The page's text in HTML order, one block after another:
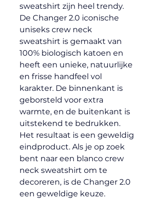
sweatshirt zijn heel trendy.
De Changer 2.0 iconische
uniseks crew neck
sweatshirt is gemaakt van
100% biologisch katoen en
heeft een unieke, natuurlijke
en frisse handfeel vol
karakter. De binnenkant is
geborsteld voor extra
warmte, en de buitenkant is
uitstekend te bedrukken.
Het resultaat is een geweldig
eindproduct. Als je op zoek
bent naar een blanco crew
neck sweatshirt om te
decoreren, is de Changer 2.0
een geweldige keuze.